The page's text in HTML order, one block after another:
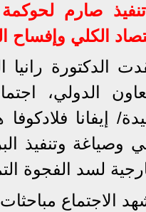
صارم
الكلي
الدكتورة رانيا
الدولي،
إيفانا
وصياغة وتنفيذ
لسد الفجوة
الاجتماع